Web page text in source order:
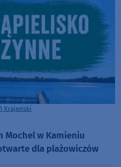
Krajeński
Mochel w Kamieniu
dla plażowiczów